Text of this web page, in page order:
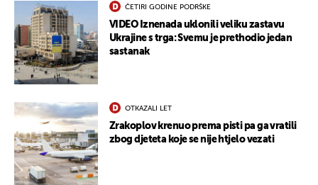
ČETIRI GODINE PODRŠKE
VIDEO Iznenada uklonili veliku zastavu
Ukrajine s trga: Svemu je prethodio jedan
sastanak
OTKAZALI LET
Zrakoplov krenuo prema pisti pa ga vratili
zbog djeteta koje se nije htjelo vezati